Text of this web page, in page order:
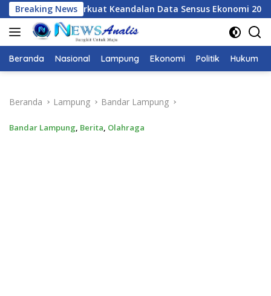
Langsung
ke
konten
Breaking News
Sensus Ekonomi 2026, BPS Provinsi Lampung Galang
Beranda Nasional Lampung Ekonomi Politik Hukum
Beranda Lampung Bandar Lampung
Bandar Lampung, Berita, Olahraga